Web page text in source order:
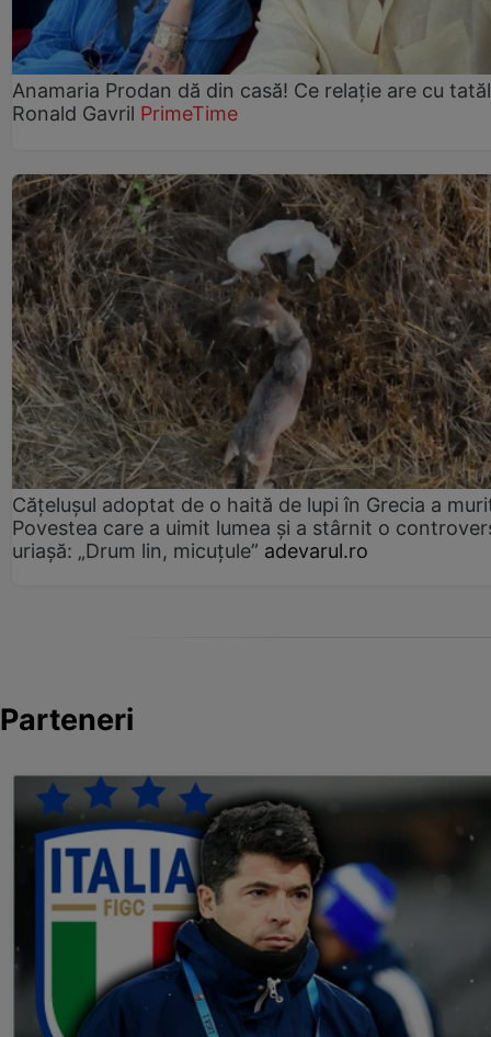
Anamaria Prodan dă din casă! Ce relație are cu
Ronald Gavril PrimeTime
Cățelușul adoptat de o haită de lupi în Grecia a
Povestea care a uimit lumea și a stârnit o
uriașă: „Drum lin, micuțule” adevarul.ro
Parteneri